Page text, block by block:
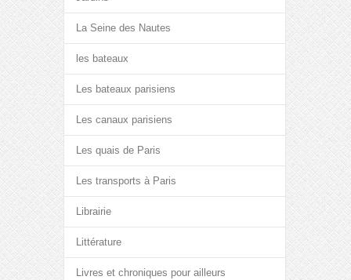
La Seine des Nautes
les bateaux
Les bateaux parisiens
Les canaux parisiens
Les quais de Paris
Les transports à Paris
Librairie
Littérature
Livres et chroniques pour ailleurs